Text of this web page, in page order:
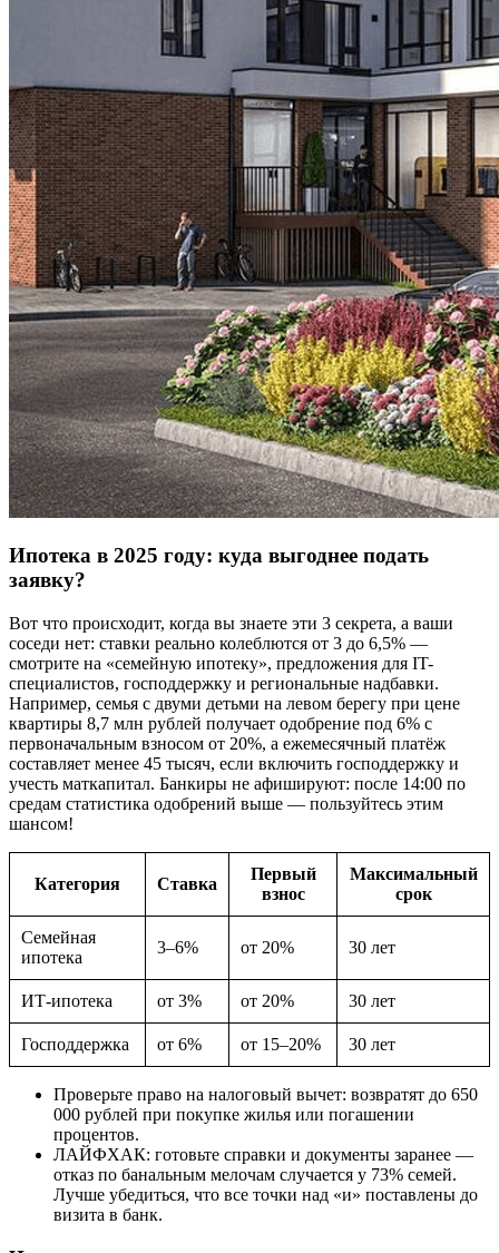
Ипотека в 2025 году: куда выгоднее подать
заявку?
Вот что происходит, когда вы знаете эти 3 секрета, а ваши
соседи нет: ставки реально колеблются от 3 до 6,5% —
смотрите на «семейную ипотеку», предложения для IT-
специалистов, господдержку и региональные надбавки.
Например, семья с двуми детьми на левом берегу при цене
квартиры 8,7 млн рублей получает одобрение под 6% с
первоначальным взносом от 20%, а ежемесячный платёж
составляет менее 45 тысяч, если включить господдержку и
учесть маткапитал. Банкиры не афишируют: после 14:00 по
средам статистика одобрений выше — пользуйтесь этим
шансом!
Категория Ставка
Первый
взнос
Максимальный
срок
Семейная
ипотека
3–6% от 20% 30 лет
ИТ-ипотека от 3% от 20% 30 лет
Господдержка от 6% от 15–20% 30 лет
Проверьте право на налоговый вычет: возвратят до 650
000 рублей при покупке жилья или погашении
процентов.
ЛАЙФХАК: готовьте справки и документы заранее —
отказ по банальным мелочам случается у 73% семей.
Лучше убедиться, что все точки над «и» поставлены до
визита в банк.